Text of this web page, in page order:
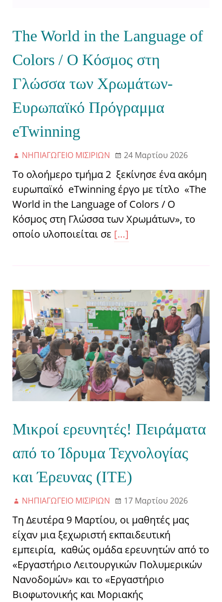
The World in the Language of
Colors / Ο Κόσμος στη
Γλώσσα των Χρωμάτων-
Ευρωπαϊκό Πρόγραμμα
eTwinning
ΝΗΠΙΑΓΩΓΕΙΟ ΜΙΣΙΡΙΩΝ 24 Μαρτίου 2026
Το ολοήμερο τμήμα 2 ξεκίνησε ένα ακόμη
ευρωπαϊκό eTwinning έργο με τίτλο «The
World in the Language of Colors / Ο
Κόσμος στη Γλώσσα των Χρωμάτων», το
οποίο υλοποιείται σε […]
Μικροί ερευνητές! Πειράματα
από το Ίδρυμα Τεχνολογίας
και Έρευνας (ΙΤΕ)
ΝΗΠΙΑΓΩΓΕΙΟ ΜΙΣΙΡΙΩΝ 17 Μαρτίου 2026
Τη Δευτέρα 9 Μαρτίου, οι μαθητές μας
είχαν μια ξεχωριστή εκπαιδευτική
εμπειρία, καθώς ομάδα ερευνητών από το
«Εργαστήριο Λειτουργικών Πολυμερικών
Νανοδομών» και το «Εργαστήριο
Βιοφωτονικής και Μοριακής